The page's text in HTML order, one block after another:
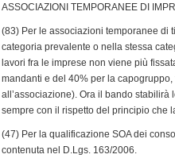
ASSOCIAZIONI TEMPORANEE DI
(83) Per le associazioni temporanee di
categoria prevalente o nella stessa
lavori fra le imprese non viene più
mandanti e del 40% per la
all’associazione). Ora il bando
sempre con il rispetto del principio che
(47) Per la qualificazione SOA dei
contenuta nel D.Lgs. 163/2006.